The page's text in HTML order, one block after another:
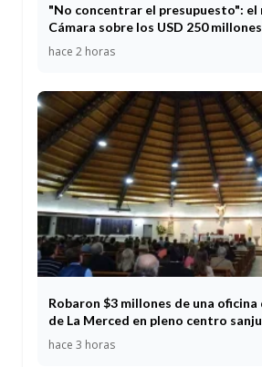
"No concentrar el presupuesto": el
Cámara sobre los USD 250
hace 2 horas
Robaron $3 millones de una
de La Merced en pleno centro
hace 3 horas